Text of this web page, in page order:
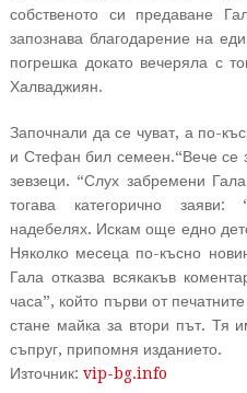
собственото си предаване
запознава благодарение на
погрешка докато вечеряла с
Халваджиян.
Започнали да се чуват, а по-
и Стефан бил семеен.“Вече се
зевзеци. “Слух забремени
тогава категорично
надебелях. Искам още едно
Няколко месеца по-късно
Гала отказва всякакъв
часа”, който първи от
стане майка за втори път.
съпруг, припомня изданието.
Източник: vip-bg.info